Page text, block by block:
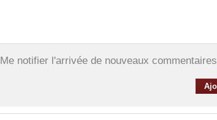
Me notifier l'arrivée de nouveaux commentaires